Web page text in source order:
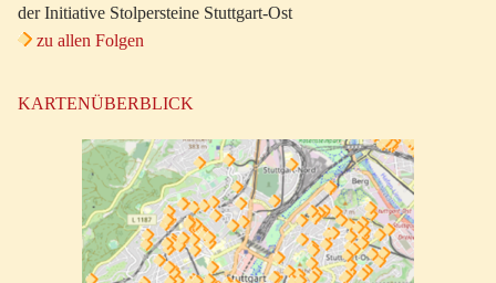
der Initiative Stolpersteine Stuttgart-Ost
zu allen Folgen
KARTENÜBERBLICK